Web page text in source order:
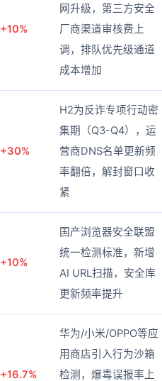
+10%
网升级，第三方安全
厂商渠道审核费上
调，排队优先级通道
成本增加
+30%
H2为反诈专项行动密
集期（Q3-Q4），运
营商DNS名单更新频
率翻倍，解封窗口收
紧
+10%
国产浏览器安全联盟
统一检测标准，新增
AI URL扫描，安全库
更新频率提升
+16.7%
华为/小米/OPPO等应
用商店引入行为沙箱
检测，爆毒误报率上